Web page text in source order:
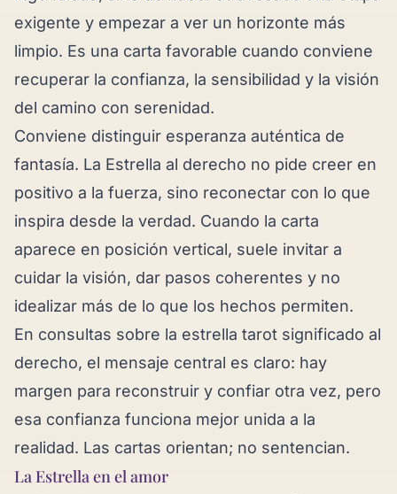
exigente y empezar a ver un horizonte más
limpio. Es una carta favorable cuando conviene
recuperar la confianza, la sensibilidad y la visión
del camino con serenidad.
Conviene distinguir esperanza auténtica de
fantasía. La Estrella al derecho no pide creer en
positivo a la fuerza, sino reconectar con lo que
inspira desde la verdad. Cuando la carta
aparece en posición vertical, suele invitar a
cuidar la visión, dar pasos coherentes y no
idealizar más de lo que los hechos permiten.
En consultas sobre la estrella tarot significado al
derecho, el mensaje central es claro: hay
margen para reconstruir y confiar otra vez, pero
esa confianza funciona mejor unida a la
realidad. Las cartas orientan; no sentencian.
La Estrella en el amor